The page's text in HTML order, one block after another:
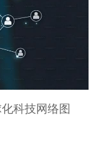
科技网络图